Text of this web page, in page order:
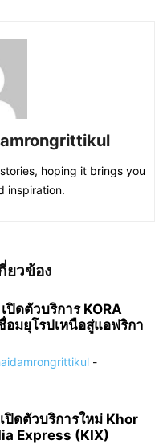
hoping it brings you
inspiration.
ยวข้อง
ปิดตัวบริการ KORA
ชื่อมยุโรปเหนือสู่แอฟริกา
-
ปิดตัวบริการใหม่ Khor
Express (KIX)